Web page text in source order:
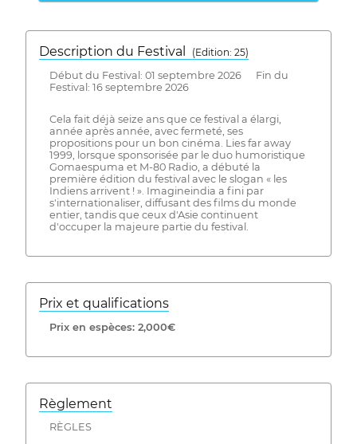
Description du Festival
( Edition: 25)
Début du Festival: 01 septembre 2026 Fin du
Festival: 16 septembre 2026
Cela fait déjà seize ans que ce festival a élargi,
année après année, avec fermeté, ses
propositions pour un bon cinéma. Lies far away
1999, lorsque sponsorisée par le duo humoristique
Gomaespuma et M-80 Radio, a débuté la
première édition du festival avec le slogan « les
Indiens arrivent ! ». Imagineindia a fini par
s'internationaliser, diffusant des films du monde
entier, tandis que ceux d'Asie continuent
d'occuper la majeure partie du festival.
Prix ​​et qualifications
Prix ​​en espèces: 2,000€
Règlement
RÈGLES